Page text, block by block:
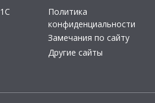
Политика
конфиденциальности
Замечания по сайту
Другие сайты